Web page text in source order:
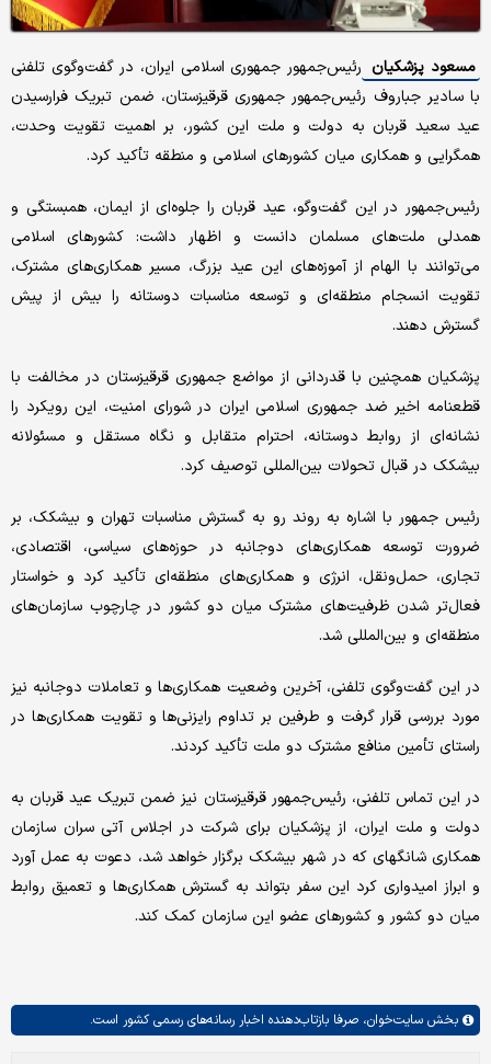
مسعود پزشکیان رئیس‌جمهور جمهوری اسلامی ایران، در گفت‌وگوی تلفنی
با سادیر جباروف رئیس‌جمهور جمهوری قرقیزستان، ضمن تبریک فرارسیدن
عید سعید قربان به دولت و ملت این کشور، بر اهمیت تقویت وحدت،
همگرایی و همکاری میان کشورهای اسلامی و منطقه تأکید کرد.
رئیس‌جمهور در این گفت‌وگو، عید قربان را جلوه‌ای از ایمان، همبستگی و
همدلی ملت‌های مسلمان دانست و اظهار داشت: کشورهای اسلامی
می‌توانند با الهام از آموزه‌های این عید بزرگ، مسیر همکاری‌های مشترک،
تقویت انسجام منطقه‌ای و توسعه مناسبات دوستانه را بیش از پیش
گسترش دهند.
پزشکیان همچنین با قدردانی از مواضع جمهوری قرقیزستان در مخالفت با
قطعنامه اخیر ضد جمهوری اسلامی ایران در شورای امنیت، این رویکرد را
نشانه‌ای از روابط دوستانه، احترام متقابل و نگاه مستقل و مسئولانه
بیشکک در قبال تحولات بین‌المللی توصیف کرد.
رئیس جمهور با اشاره به روند رو به گسترش مناسبات تهران و بیشکک، بر
ضرورت توسعه همکاری‌های دوجانبه در حوزه‌های سیاسی، اقتصادی،
تجاری، حمل‌ونقل، انرژی و همکاری‌های منطقه‌ای تأکید کرد و خواستار
فعال‌تر شدن ظرفیت‌های مشترک میان دو کشور در چارچوب سازمان‌های
منطقه‌ای و بین‌المللی شد.
در این گفت‌وگوی تلفنی، آخرین وضعیت همکاری‌ها و تعاملات دوجانبه نیز
مورد بررسی قرار گرفت و طرفین بر تداوم رایزنی‌ها و تقویت همکاری‌ها در
راستای تأمین منافع مشترک دو ملت تأکید کردند.
در این تماس تلفنی، رئیس‌جمهور قرقیزستان نیز ضمن تبریک عید قربان به
دولت و ملت ایران، از پزشکیان برای شرکت در اجلاس آتی سران سازمان
همکاری شانگهای که در شهر بیشکک برگزار خواهد شد، دعوت به عمل آورد
و ابراز امیدواری کرد این سفر بتواند به گسترش همکاری‌ها و تعمیق روابط
میان دو کشور و کشورهای عضو این سازمان کمک کند.
بخش سایت‌خوان، صرفا بازتاب‌دهنده اخبار رسانه‌های رسمی کشور است.